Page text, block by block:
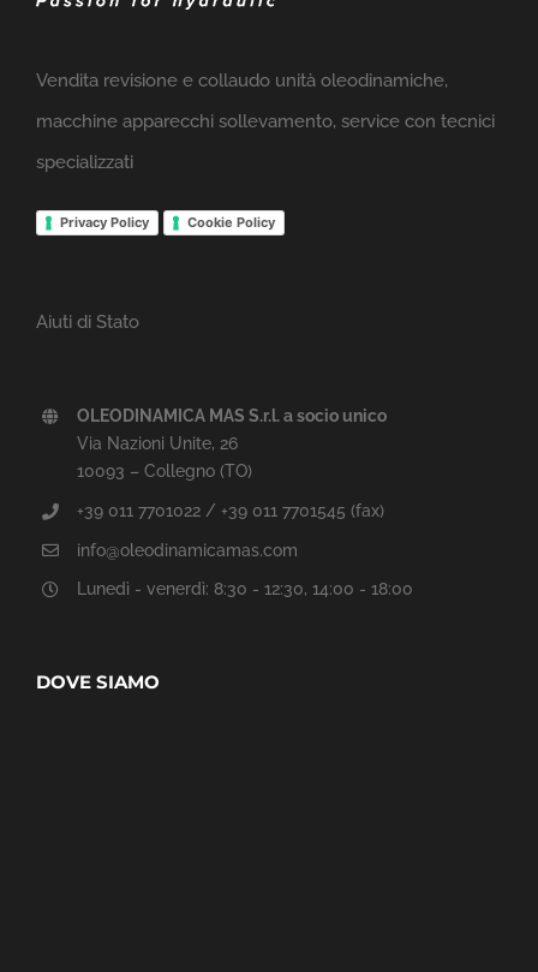
Vendita revisione e collaudo unità oleodinamiche,
macchine apparecchi sollevamento, service con tecnici
specializzati
Privacy Policy Cookie Policy
Aiuti di Stato
OLEODINAMICA MAS S.r.l. a socio unico
Via Nazioni Unite, 26
10093 – Collegno (TO)
+39 011 7701022 / +39 011 7701545 (fax)
info@oleodinamicamas.com
Lunedì - venerdì: 8:30 - 12:30, 14:00 - 18:00
DOVE SIAMO